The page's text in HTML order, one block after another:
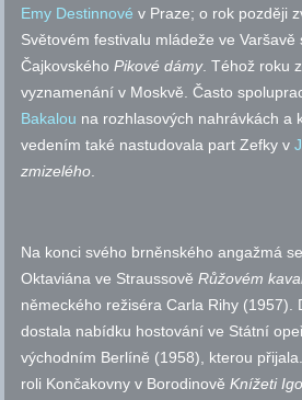
Emy Destinnové v Praze; o rok později
Světovém festivalu mládeže ve
ČajkovskéhoPikové dámy. Téhož roku
vyznamenání v Moskvě. Často
Bakalou na rozhlasových nahrávkách a
vedením také nastudovala part Zefky v
zmizelého.
Na konci svého brněnského angažmá
Oktaviána ve StraussověRůžovém
německého režiséra Carla Rihy (1957).
dostala nabídku hostování ve Státní
východním Berlíně (1958), kterou
roli Končakovny v BorodinověKnížeti